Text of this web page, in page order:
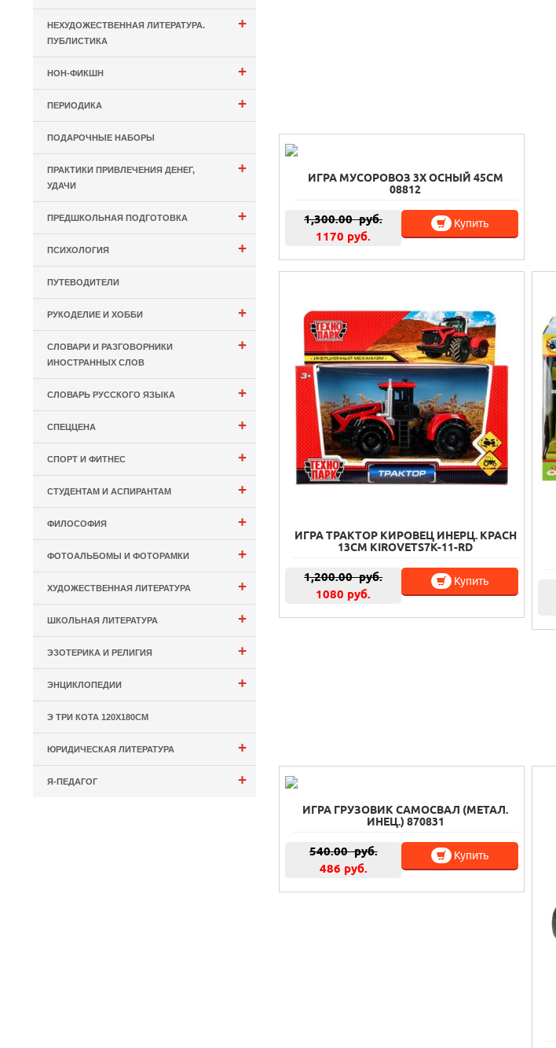
ИГРА МУСОРОВОЗ 3Х ОСНЫЙ 45СМ
08812
1,300.00руб.
1170 руб.
Купить
ИГРА ТРАКТОР КИРОВЕЦ ИНЕРЦ. КРАСН
13СМ KIROVETS7K-11-RD
1,200.00руб.
1080 руб.
Купить
ИГРА ГРУЗОВИК САМОСВАЛ (МЕТАЛ.
ИНЕЦ.) 870831
540.00руб.
486 руб.
Купить
+
НЕХУДОЖЕСТВЕННАЯ ЛИТЕРАТУРА.
ПУБЛИСТИКА
+
НОН-ФИКШН
+
ПЕРИОДИКА
ПОДАРОЧНЫЕ НАБОРЫ
+
ПРАКТИКИ ПРИВЛЕЧЕНИЯ ДЕНЕГ,
УДАЧИ
+
ПРЕДШКОЛЬНАЯ ПОДГОТОВКА
+
ПСИХОЛОГИЯ
ПУТЕВОДИТЕЛИ
+
РУКОДЕЛИЕ И ХОББИ
+
СЛОВАРИ И РАЗГОВОРНИКИ
ИНОСТРАННЫХ СЛОВ
+
СЛОВАРЬ РУССКОГО ЯЗЫКА
+
СПЕЦЦЕНА
+
СПОРТ И ФИТНЕС
+
СТУДЕНТАМ И АСПИРАНТАМ
+
ФИЛОСОФИЯ
+
ФОТОАЛЬБОМЫ И ФОТОРАМКИ
+
ХУДОЖЕСТВЕННАЯ ЛИТЕРАТУРА
+
ШКОЛЬНАЯ ЛИТЕРАТУРА
+
ЭЗОТЕРИКА И РЕЛИГИЯ
+
ЭНЦИКЛОПЕДИИ
Э ТРИ КОТА 120Х180СМ
+
ЮРИДИЧЕСКАЯ ЛИТЕРАТУРА
+
Я-ПЕДАГОГ